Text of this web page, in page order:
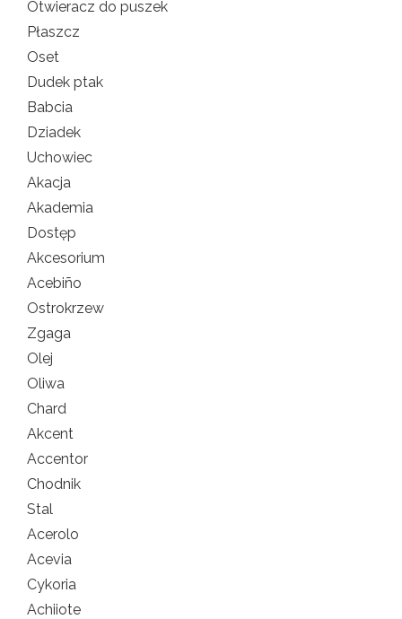
Otwieracz do puszek
Płaszcz
Oset
Dudek ptak
Babcia
Dziadek
Uchowiec
Akacja
Akademia
Dostęp
Akcesorium
Acebiño
Ostrokrzew
Zgaga
Olej
Oliwa
Chard
Akcent
Accentor
Chodnik
Stal
Acerolo
Acevia
Cykoria
Achiiote